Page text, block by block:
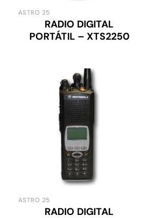
ASTRO 25
RADIO DIGITAL
PORTÁTIL – XTS2250
ASTRO 25
RADIO DIGITAL